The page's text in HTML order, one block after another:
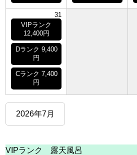
31
VIPランク
12,400円
Dランク 9,400
円
Cランク 7,400
円
2026年7月
VIPランク 露天風呂